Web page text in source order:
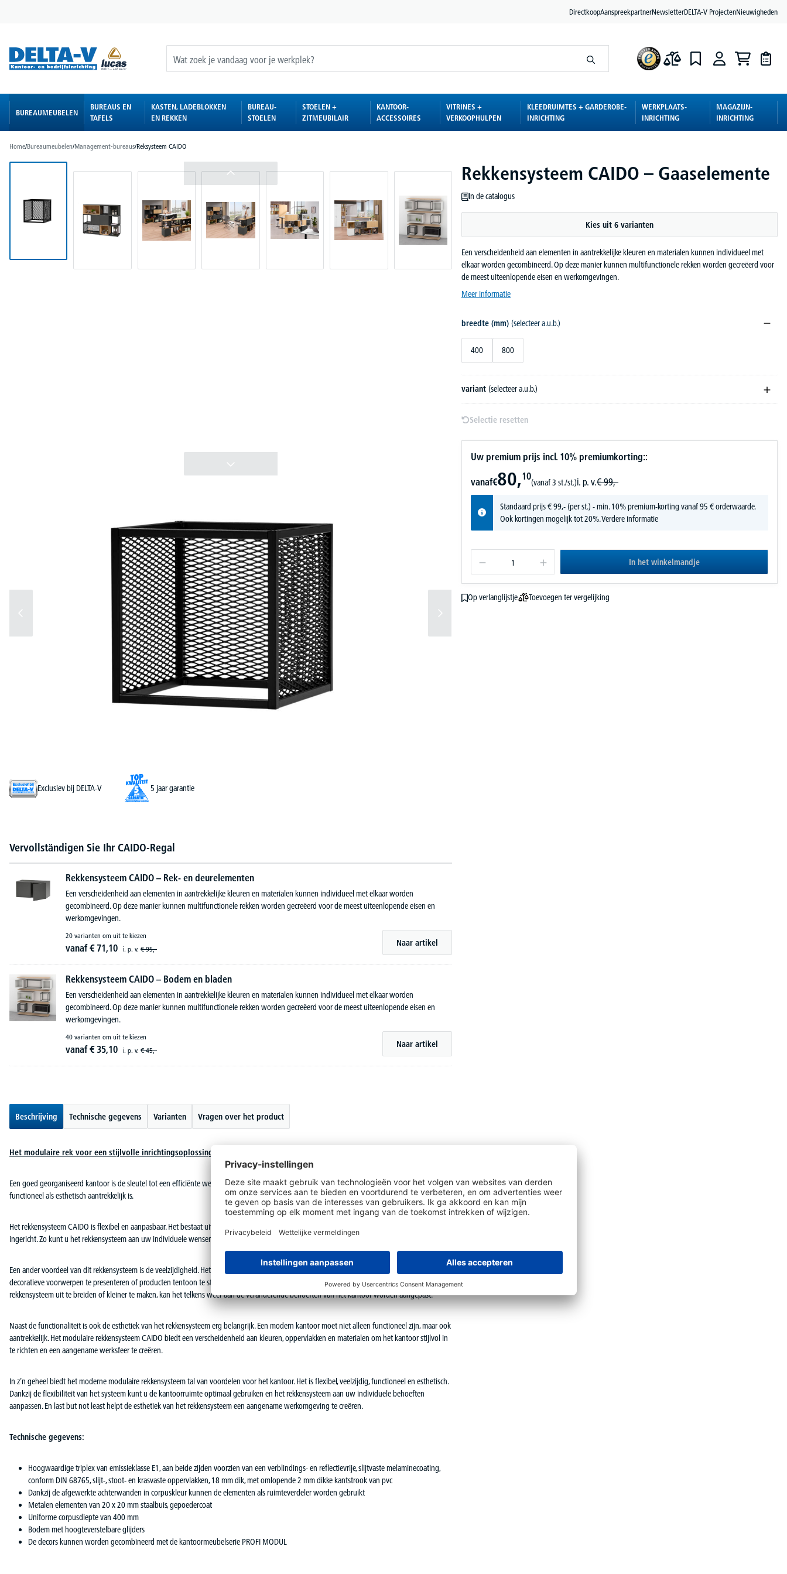
DirectkoopAanspreekpartnerNewsletterDELTA-V ProjectenNieuwigheden
BUREAUMEUBELEN
BUREAUS EN
TAFELS
KASTEN, LADEBLOKKEN
EN REKKEN
BUREAU-
STOELEN
STOELEN +
ZITMEUBILAIR
KANTOOR-
ACCESSOIRES
VITRINES +
VERKOOPHULPEN
KLEEDRUIMTES + GARDEROBE-
INRICHTING
WERKPLAATS-
INRICHTING
MAGAZIJN-
INRICHTING
Home/Bureaumeubelen/Management-bureaus/Reksysteem CAIDO
Rekkensysteem CAIDO – Gaaselemente
In de catalogus
Kies uit 6 varianten
Een verscheidenheid aan elementen in aantrekkelijke kleuren en materialen kunnen individueel met
elkaar worden gecombineerd. Op deze manier kunnen multifunctionele rekken worden gecreëerd voor
de meest uiteenlopende eisen en werkomgevingen.
Meer informatie
breedte (mm) (selecteer a.u.b.)
400 800
variant (selecteer a.u.b.)
Selectie resetten
Uw premium prijs incl. 10% premiumkorting::
vanaf€80,10
(vanaf 3 st./st.)i. p. v.€ 99,-
Standaard prijs€99,-(per st.) - min. 10% premium-korting vanaf 95 € orderwaarde.
Ook kortingen mogelijk tot 20%.Verdere informatie
In het winkelmandje
Op verlanglijstje Toevoegen ter vergelijking
Exclusiev bij DELTA-V 5 jaar garantie
Vervollständigen Sie Ihr CAIDO-Regal
Rekkensysteem CAIDO – Rek- en deurelementen
Een verscheidenheid aan elementen in aantrekkelijke kleuren en materialen kunnen individueel met elkaar worden
gecombineerd. Op deze manier kunnen multifunctionele rekken worden gecreëerd voor de meest uiteenlopende eisen en
werkomgevingen.
20 varianten om uit te kiezen
vanaf€ 71,10 i. p. v. € 95,-
Naar artikel
Rekkensysteem CAIDO – Bodem en bladen
Een verscheidenheid aan elementen in aantrekkelijke kleuren en materialen kunnen individueel met elkaar worden
gecombineerd. Op deze manier kunnen multifunctionele rekken worden gecreëerd voor de meest uiteenlopende eisen en
werkomgevingen.
40 varianten om uit te kiezen
vanaf€ 35,10 i. p. v. € 45,-
Naar artikel
Beschrijving Technische gegevens Varianten Vragen over het product
Het modulaire rek voor een stijlvolle inrichtingsoplossingen
Een goed georganiseerd kantoor is de sleutel tot een efficiënte werkomgeving. Een belangrijk onderdeel hiervan is meubilair dat zowel
functioneel als esthetisch aantrekkelijk is.
Het rekkensysteem CAIDO is flexibel en aanpasbaar. Het bestaat uit verschillende modules die naar behoefte kunnen worden gecombineerd en
ingericht. Zo kunt u het rekkensysteem aan uw individuele wensen aanpassen en optimaal gebruikmaken van de beschikbare ruimte.
Een ander voordeel van dit rekkensysteem is de veelzijdigheid. Het is niet alleen geschikt om dossiers en boeken op te bergen, maar ook om
decoratieve voorwerpen te presenteren of producten tentoon te stellen. Door de verschillende modules en de mogelijkheid om het
rekkensysteem uit te breiden of kleiner te maken, kan het telkens weer aan de veranderende behoeften van het kantoor worden aangepast.
Naast de functionaliteit is ook de esthetiek van het rekkensysteem erg belangrijk. Een modern kantoor moet niet alleen functioneel zijn, maar ook
aantrekkelijk. Het modulaire rekkensysteem CAIDO biedt een verscheidenheid aan kleuren, oppervlakken en materialen om het kantoor stijlvol in
te richten en een aangename werksfeer te creëren.
In z’n geheel biedt het moderne modulaire rekkensysteem tal van voordelen voor het kantoor. Het is flexibel, veelzijdig, functioneel en esthetisch.
Dankzij de flexibiliteit van het systeem kunt u de kantoorruimte optimaal gebruiken en het rekkensysteem aan uw individuele behoeften
aanpassen. En last but not least helpt de esthetiek van het rekkensysteem een aangename werkomgeving te creëren.
Technische gegevens:
Hoogwaardige triplex van emissieklasse E1, aan beide zijden voorzien van een verblindings- en reflectievrije, slijtvaste melaminecoating,
conform DIN 68765, slijt-, stoot- en krasvaste oppervlakken, 18 mm dik, met omlopende 2 mm dikke kantstrook van pvc
Dankzij de afgewerkte achterwanden in corpuskleur kunnen de elementen als ruimteverdeler worden gebruikt
Metalen elementen van 20 x 20 mm staalbuis, gepoedercoat
Uniforme corpusdiepte van 400 mm
Bodem met hoogteverstelbare glijders
De decors kunnen worden gecombineerd met de kantoormeubelserie PROFI MODUL